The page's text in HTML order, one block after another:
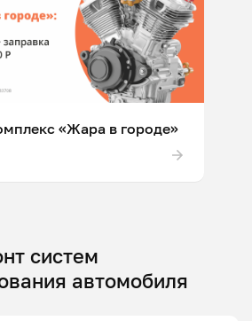
«Жара в городе»
систем
автомобиля